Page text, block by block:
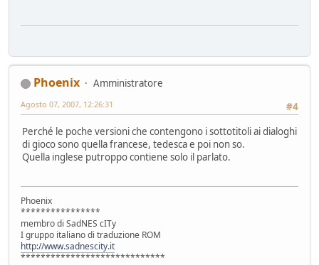
Phoenix
Amministratore
#4
Agosto 07, 2007, 12:26:31
Perché le poche versioni che contengono i sottotitoli ai dialoghi
di gioco sono quella francese, tedesca e poi non so.
Quella inglese putroppo contiene solo il parlato.
Phoenix
****************
membro di SadNES cITy
I gruppo italiano di traduzione ROM
http://www.sadnescity.it
*****************************